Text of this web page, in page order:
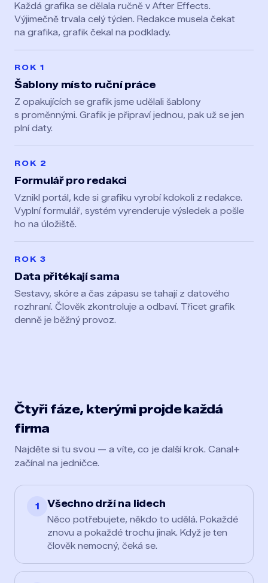
Každá grafika se dělala ručně v After Effects.
Výjimečně trvala celý týden. Redakce musela čekat
na grafika, grafik čekal na podklady.
ROK 1
Šablony místo ruční práce
Z opakujících se grafik jsme udělali šablony
s proměnnými. Grafik je připraví jednou, pak už se jen
plní daty.
ROK 2
Formulář pro redakci
Vznikl portál, kde si grafiku vyrobí kdokoli z redakce.
Vyplní formulář, systém vyrenderuje výsledek a pošle
ho na úložiště.
ROK 3
Data přitékají sama
Sestavy, skóre a čas zápasu se tahají z datového
rozhraní. Člověk zkontroluje a odbaví. Třicet grafik
denně je běžný provoz.
Čtyři fáze, kterými projde každá
firma
Najděte si tu svou — a víte, co je další krok. Canal+
začínal na jedničce.
1 Všechno drží na lidech
Něco potřebujete, někdo to udělá. Pokaždé
znovu a pokaždé trochu jinak. Když je ten
člověk nemocný, čeká se.